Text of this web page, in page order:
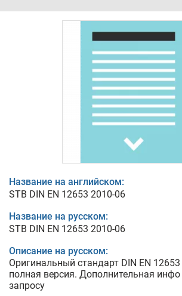
Название на английском:
STB DIN EN 12653 2010-06
Название на русском:
STB DIN EN 12653 2010-06
Описание на русском:
Оригинальный стандарт DIN EN
полная версия. Дополнительная
запросу